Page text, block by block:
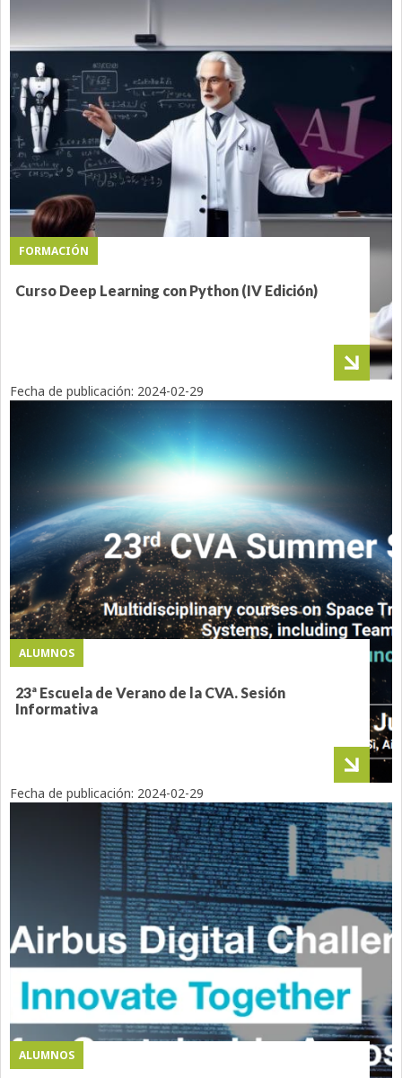
FORMACIÓN
Curso Deep Learning con Python (IV Edición)
ALUMNOS
23ª Escuela de Verano de la CVA. Sesión
Informativa
Fecha de publicación: 2024-02-29
ALUMNOS
Fecha de publicación: 2024-02-29